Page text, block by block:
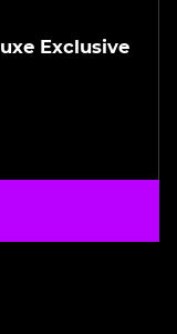
Exclusive